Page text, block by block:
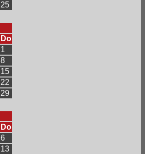
25
Do
1
8
15
22
29
Do
6
13